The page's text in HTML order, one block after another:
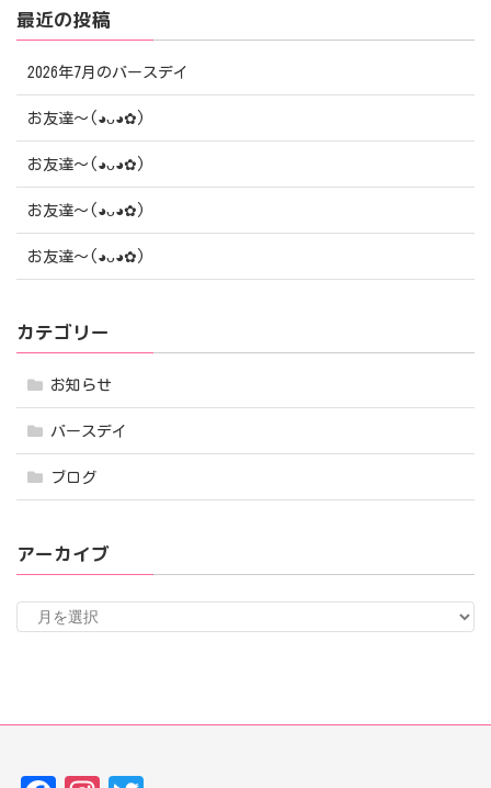
最近の投稿
2026年7月のバースデイ
お友達〜(⁠◕⁠ᴗ⁠◕⁠✿⁠)
お友達〜(⁠◕⁠ᴗ⁠◕⁠✿⁠)
お友達〜(⁠◕⁠ᴗ⁠◕⁠✿⁠)
お友達〜(⁠◕⁠ᴗ⁠◕⁠✿⁠)
カテゴリー
お知らせ
バースデイ
ブログ
アーカイブ